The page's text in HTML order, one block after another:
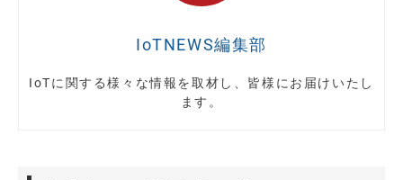
IoTNEWS編集部
IoTに関する様々な情報を取材し、皆様にお届けいたし
ます。